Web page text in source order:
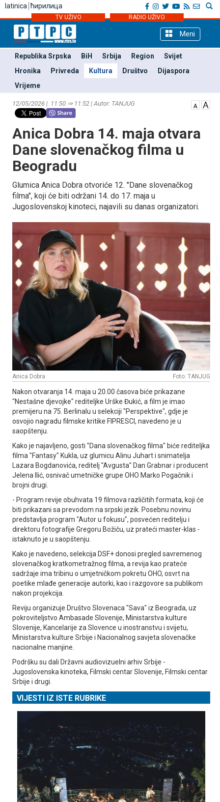
latinica ћирилица
TV UŽIVO RADIO UŽIVO
Meni
Republika Srpska BiH Srbija Region
Svijet
Hronika
Privreda Kultura Društvo
Dijaspora
Vrijeme
12/05/2026 | 11:50 ⇒ 11:52 | Autor: TANЈUG
Anica Dobra 14. maja otvara
Dane slovenačkog filma u
Beogradu
Glumica Anica Dobra otvoriće 12. "Dane slovenačkog
filma", koji će biti održani 14. do 17. maja u
Јugoslovenskoj kinoteci, najavili su danas organizatori.
Anica Dobra Foto: TANЈUG
Nakon otvaranja 14. maja u 20.00 časova biće prikazane
"Nestašne djevojke" rediteljke Urške Đukić, a film je imao
premijeru na 75. Berlinalu u selekciji "Perspektive", gdje je
osvojio nagradu filmske kritike FIPRESCI, navedeno je u
saopštenju.
Kako je najavljeno, gosti "Dana slovenačkog filma" biće rediteljka
filma "Fantasy" Kukla, uz glumicu Alinu Јuhart i snimatelja
Lazara Bogdanovića, reditelj "Avgusta" Dan Grabnar i producent
Јelena Ilić, osnivač umetničke grupe OHO Marko Pogačnik i
brojni drugi.
- Program revije obuhvata 19 filmova različitih formata, koji će
biti prikazani sa prevodom na srpski jezik. Posebnu novinu
predstavlja program "Autor u fokusu", posvećen reditelju i
direktoru fotografije Gregoru Božiču, uz prateći master-klas -
istaknuto je u saopštenju.
Kako je navedeno, selekcija DSF+ donosi pregled savremenog
slovenačkog kratkometražnog filma, a revija kao prateće
sadržaje ima tribinu o umjetničkom pokretu OHO, osvrt na
poetike mlađe generacije autorki, kao i razgovore sa publikom
nakon projekcija.
Reviju organizuje Društvo Slovenaca "Sava" iz Beograda, uz
pokroviteljstvo Ambasade Slovenije, Ministarstva kulture
Slovenije, Kancelarije za Slovence u inostranstvu i svijetu,
Ministarstva kulture Srbije i Nacionalnog savjeta slovenačke
nacionalne manjine.
Podršku su dali Državni audiovizuelni arhiv Srbije -
Јugoslovenska kinoteka, Filmski centar Slovenije, Filmski centar
Srbije i drugi.
VIJESTI IZ ISTE RUBRIKE